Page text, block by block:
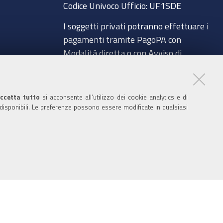
tutto si acconsente all’utilizzo dei cookie analytics e di
Le preferenze possono essere modificate in qualsiasi
o
e
Codice Univoco Ufficio: UF1SDE
I soggetti privati potranno effettuare i
pagamenti tramite PagoPA con
Modalità diretta o con Avviso di
Codice IBAN per le pubbliche
amministrazioni comprese nel regime di